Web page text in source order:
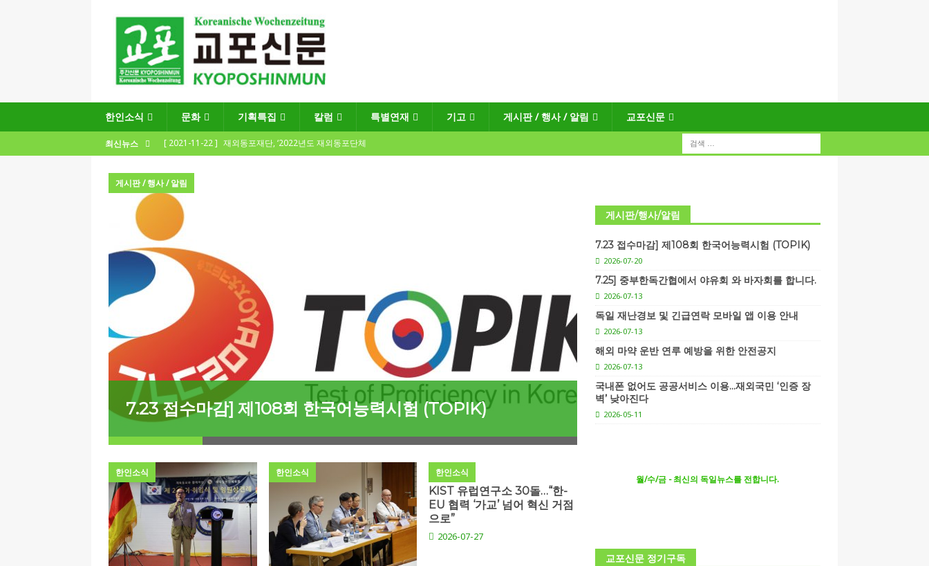
한인소식 문화 기획특집 칼럼 특별연재 기고 게시판 / 행사 / 알림 교포신문
최신뉴스 [ 2021-11-22 ] 재외동포재단, ‘2022년도 재외동포단체
[ 2021-09-24 ]
제57회 정기총회 공고 및 제30대 한인회장선거 공고
[ 2020-12-14 ]
(12.14일 기준)
[ 2026-07-27 ]
“재독동포와 함께하는 재독일한인체육회로 거듭나겠습니다”
[ 2026-07-27 ]
KIST 유럽연구소 30돌…“한-EU 협력 ‘가교’ 넘어 혁신 거점으로”
한인소식
[ 2026-07-27 ]
튀빙겐대, ‘독일어권 한국학대회(VfK)’ 성료
한인소식
[ 2026-07-20 ] 7.23 접수마감] 제108회 한국어능력시험 (TOPIK)
게시판 / 행사 / 알림
[ 2026-07-20 ] “정체성은 연결의 자산”… 독일 한인 차세대 협회(FLCG), 뮌헨 공대(TUM)서 화려한 출범
한
인소식
[ 2022-03-20 ] 사진의 주인을 찾습니다. 게시판 / 행사 / 알림
게시판 / 행사 / 알림
7.23 접수마감] 제108회 한국어능력시험 (TOPIK)
“정체성은 연결의 자산”… 독일 한인 차세대
헨 공대(TUM)서 화려한 출범
한인소식 한인소식 한인소식
KIST 유럽연구소 30돌…“한-
EU 협력 ‘가교’ 넘어 혁신 거점
으로”
2026-07-27
게시판/행사/알림
7.23 접수마감] 제108회 한국어능력시험 (TOPIK)
2026-07-20
7.25] 중부한독간협에서 야유회 와 바자회를 합니다.
2026-07-13
독일 재난경보 및 긴급연락 모바일 앱 이용 안내
2026-07-13
해외 마약 운반 연루 예방을 위한 안전공지
2026-07-13
국내폰 없어도 공공서비스 이용…재외국민 ‘인증 장
벽’ 낮아진다
2026-05-11
월/수/금 - 최신의 독일뉴스를 전합니다.
교포신문 정기구독